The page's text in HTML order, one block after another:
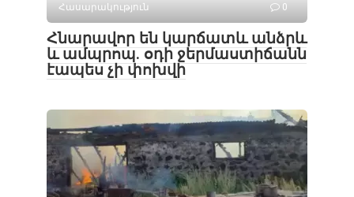
Հասարակություն 0
Հնարավոր են կարճատև անձրև
և ամպրոպ․ օդի ջերմաստիճանն
էապես չի փոխվի